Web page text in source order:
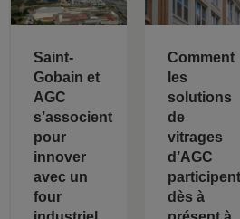
Saint-
Gobain et
AGC
s’associent
pour
innover
avec un
four
Comment
les
solutions
de
vitrages
d’AGC
participent
dès à